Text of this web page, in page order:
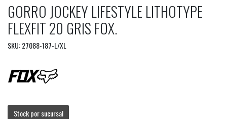
GORRO JOCKEY LIFESTYLE LITHOTYPE
FLEXFIT 20 GRIS FOX.
SKU: 27088-187-L/XL
Stock por sucursal